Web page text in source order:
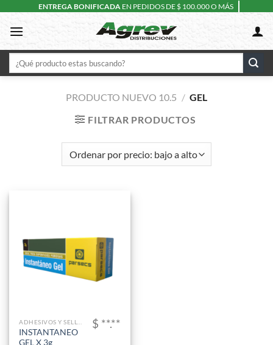
content
ENTREGA BONIFICADA EN PEDIDOS DE $ 100.000 O MÁS
Buscar
por:
PRODUCTO NUEVO 10.5 / GEL
FILTRAR PRODUCTOS
INSTANTANEO
GEL X 3g
$ **.**